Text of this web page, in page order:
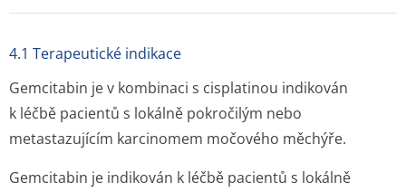
4.1 Terapeutické indikace
Gemcitabin je v kombinaci s cisplatinou indikován
k léčbě pacientů s lokálně pokročilým nebo
metastazujícím karcinomem močového měchýře.
Gemcitabin je indikován k léčbě pacientů s lokálně